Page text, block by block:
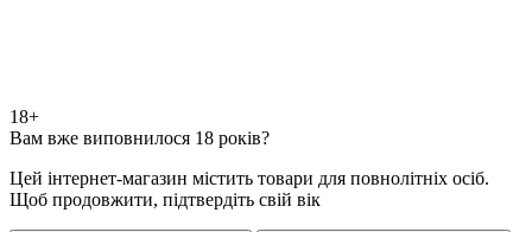
18+
Вам вже виповнилося 18 років?
Цей інтернет-магазин містить товари для повнолітніх осіб.
Щоб продовжити, підтвердіть свій вік